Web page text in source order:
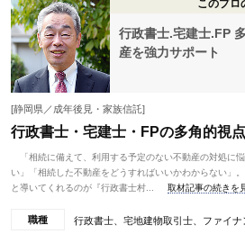
このプロ
行政書士.宅建士.FP
産を強力サポート
[静岡県／成年後見・家族信託]
行政書士・宅建士・FPの多角的視
「相続に備えて、利用する予定のない不動産の対処に
い」「相続した不動産をどうすればいいかわからない
と導いてくれるのが『行政書士村...
取材記事の続きを
職種 行政書士、宅地建物取引士、ファイ